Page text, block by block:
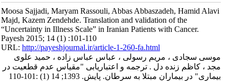
Moosa Sajjadi, Maryam Rassouli, Abbas Abbaszadeh, Hamid Alavi
Majd, Kazem Zendehde. Translation and validation of the
“Uncertainty in Illness Scale” in Iranian Patients with Cancer.
Payesh 2015; 14 (1) :101-110
URL:http://payeshjournal.ir/article-1-260-fa.html
موسی سجادی ، مریم رسولی ، عباس عباس زاده ، حمید علوی
مجد ، کاظم زنده دل . ترجمه و اعتباریابی "مقیاس عدم قطعیت در
بیماری" در بیماران مبتلا به سرطان. پایش. 1393; 14 (1) :101-110